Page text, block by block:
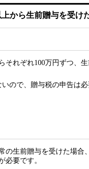
上から生前贈与を受け
それぞれ100万円ずつ、生
いので、贈与税の申告は
の生前贈与を受けた場合
必要です。